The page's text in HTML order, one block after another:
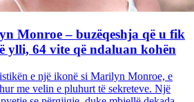
Monroe – buzëqeshja që u fik
ylli, 64 vite që ndaluan kohën
e një ikonë si Marilyn Monroe, e
me velin e pluhurt të sekreteve. Një